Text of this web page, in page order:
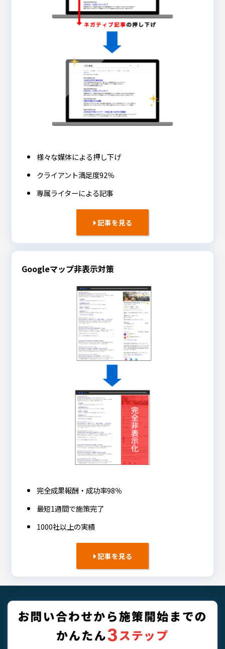
様々な媒体による押し下げ
クライアント満足度92％
専属ライターによる記事
記事を見る
Googleマップ非表示対策
完全成果報酬・成功率98％
最短1週間で施策完了
1000社以上の実績
記事を見る